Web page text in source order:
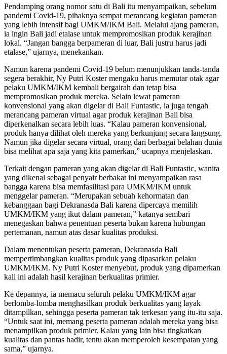
Pendamping orang nomor satu di Bali itu menyampaikan, sebelum
pandemi Covid-19, pihaknya sempat merancang kegiatan pameran
yang lebih intensif bagi UMKM/IKM Bali. Melalui ajang pameran,
ia ingin Bali jadi etalase untuk mempromosikan produk kerajinan
lokal. “Jangan bangga berpameran di luar, Bali justru harus jadi
etalase,” ujarnya, menekankan.
Namun karena pandemi Covid-19 belum menunjukkan tanda-tanda
segera berakhir, Ny Putri Koster mengaku harus memutar otak agar
pelaku UMKM/IKM kembali bergairah dan tetap bisa
mempromosikan produk mereka. Selain lewat pameran
konvensional yang akan digelar di Bali Funtastic, ia juga tengah
merancang pameran virtual agar produk kerajinan Bali bisa
diperkenalkan secara lebih luas. “Kalau pameran konvensional,
produk hanya dilihat oleh mereka yang berkunjung secara langsung.
Namun jika digelar secara virtual, orang dari berbagai belahan dunia
bisa melihat apa saja yang kita pamerkan,” ucapnya menjelaskan.
Terkait dengan pameran yang akan digelar di Bali Funtastic, wanita
yang dikenal sebagai penyair berbakat ini menyampaikan rasa
bangga karena bisa memfasilitasi para UMKM/IKM untuk
menggelar pameran. “Merupakan sebuah kehormatan dan
kebanggaan bagi Dekranasda Bali karena dipercaya memilih
UMKM/IKM yang ikut dalam pameran,” katanya sembari
menegaskan bahwa penentuan peserta bukan karena hubungan
pertemanan, namun atas dasar kualitas produksi.
Dalam menentukan peserta pameran, Dekranasda Bali
mempertimbangkan kualitas produk yang dipasarkan pelaku
UMKM/IKM. Ny Putri Koster menyebut, produk yang dipamerkan
kali ini adalah hasil kerajinan berkualitas primier.
Ke depannya, ia memacu seluruh pelaku UMKM/IKM agar
berlomba-lomba menghasilkan produk berkualitas yang layak
ditampilkan, sehingga peserta pameran tak terkesan yang itu-itu saja.
“Untuk saat ini, memang peserta pameran adalah mereka yang bisa
menampilkan produk primier. Kalau yang lain bisa tingkatkan
kualitas dan pantas hadir, tentu akan memperoleh kesempatan yang
sama,” ujarnya.